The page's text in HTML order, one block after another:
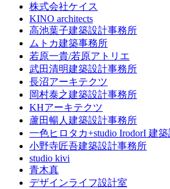
株式会社ケイス
KINO architects
高池葉子建築設計事務所
ムトカ建築事務所
若原一貴/若原アトリエ
武田清明建築設計事務所
長沼アーキテクツ
岡村泰之建築設計事務所
KHアーキテクツ
蘆田暢人建築設計事務所
一色ヒロタカ+studio IrodorI 建
小野寺匠吾建築設計事務所
studio kivi
青木真
デザインライフ設計室